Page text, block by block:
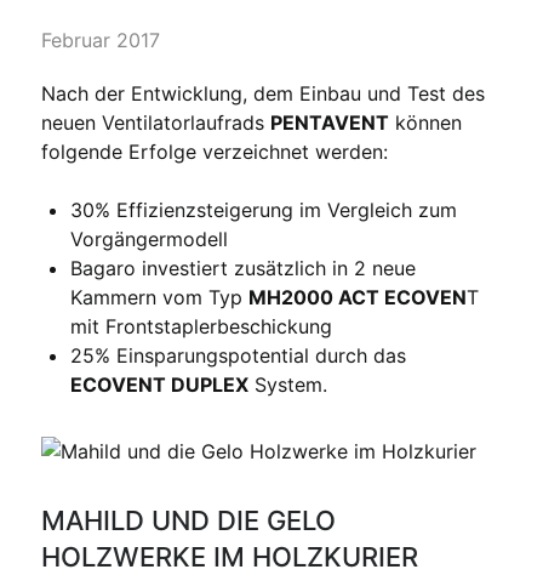
Februar 2017
Nach der Entwicklung, dem Einbau und Test des
neuen Ventilatorlaufrads PENTAVENT können
folgende Erfolge verzeichnet werden:
30% Effizienzsteigerung im Vergleich zum
Vorgängermodell
Bagaro investiert zusätzlich in 2 neue
Kammern vom Typ MH2000 ACT ECOVENT
mit Frontstaplerbeschickung
25% Einsparungspotential durch das
ECOVENT DUPLEX System.
MAHILD UND DIE GELO
HOLZWERKE IM HOLZKURIER